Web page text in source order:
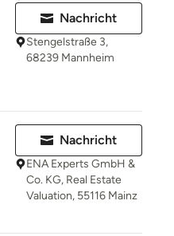
Nachricht
Stengelstraße 3,
68239 Mannheim
Nachricht
ENA Experts GmbH &
Co. KG, Real Estate
Valuation, 55116 Mainz